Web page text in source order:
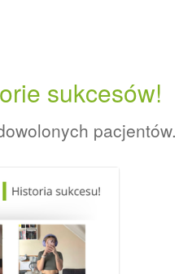
sukcesów!
pacjentów.